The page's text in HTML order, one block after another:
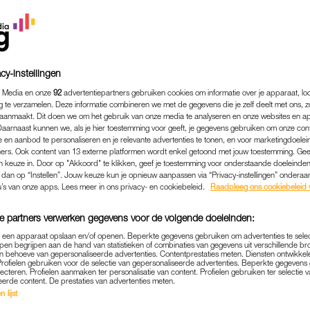
WEER AAN DE
STAAT STIL BIJ
NIEUWS KONINKLIJK
30-08-2021 | MARTINE FINDHAMMER-SCHUT
Huis ten Bosch in Den Haag: prinses Amalia
vertrekt haar zus Alexia naar Wales. Dat meldt
instellingen
en onze 92 advertentiepartners gebruiken cookies om informatie over je apparaat,
te verzamelen. Deze informatie combineren we met de gegevens die je zelf deelt met ons,
Dit doen we om het gebruik van onze media te analyseren en onze websites en
kunnen we, als je hier toestemming voor geeft, je gegevens gebruiken om onze
en aanbod te personaliseren en je relevante advertenties te tonen, en voor
Ook content van 13 externe platformen wordt enkel getoond met jouw toestemming.
keuze in. Door op "Akkoord" te klikken, geef je toestemming voor onderstaande
op “Instellen”. Jouw keuze kun je opnieuw aanpassen via “Privacy-instellingen”
van onze apps. Lees meer in ons privacy- en cookiebeleid.
Raadpleeg ons cookiebeleid
partners verwerken gegevens voor de volgende doeleinden:
apparaat opslaan en/of openen. Beperkte gegevens gebruiken om advertenties te
begrijpen aan de hand van statistieken of combinaties van gegevens uit verschillende
behoeve van gepersonaliseerde advertenties. Contentprestaties meten. Diensten
gebruiken voor de selectie van gepersonaliseerde advertenties. Beperkte
Profielen aanmaken ter personalisatie van content. Profielen gebruiken ter selectie
content. De prestaties van advertenties meten.
lijst